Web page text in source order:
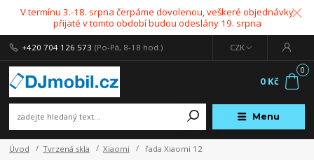
V termínu 3.-18. srpna čerpáme dovolenou, veškeré objednávky
přijaté v tomto období budou odeslány 19. srpna
Menu
CZK
+420 704 126 573 (Po-Pá, 8-18 hod.)
0
0 Kč
Úvod Tvrzená skla Xiaomi řada Xiaomi 12